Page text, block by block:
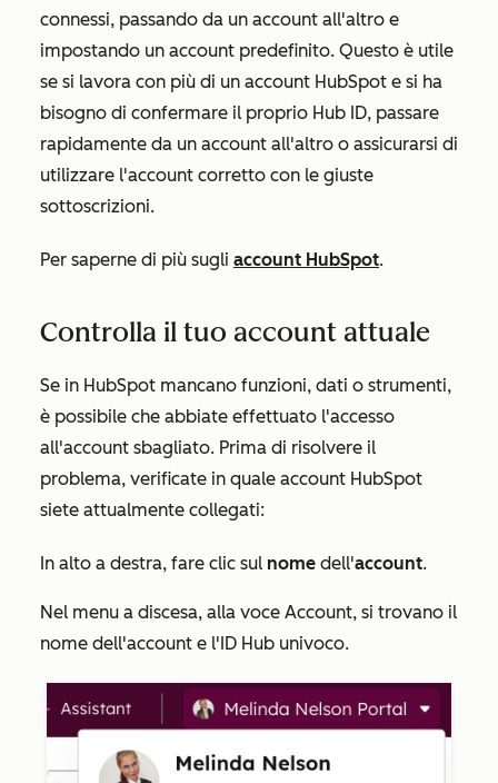
connessi, passando da un account all'altro e
impostando un account predefinito. Questo è utile
se si lavora con più di un account HubSpot e si ha
bisogno di confermare il proprio Hub ID, passare
rapidamente da un account all'altro o assicurarsi di
utilizzare l'account corretto con le giuste
sottoscrizioni.
Per saperne di più sugli account HubSpot.
Controlla il tuo account attuale
Se in HubSpot mancano funzioni, dati o strumenti,
è possibile che abbiate effettuato l'accesso
all'account sbagliato. Prima di risolvere il
problema, verificate in quale account HubSpot
siete attualmente collegati:
In alto a destra, fare clic sul nome dell'account.
Nel menu a discesa, alla voce Account, si trovano il
nome dell'account e l'ID Hub univoco.